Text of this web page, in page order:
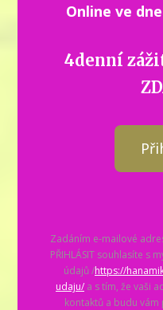
Online ve
4denní
Zadáním e-mailové
PŘIHLÁSIT souhlasíte s
údajů /https://
udaju/ a s tím, že vaši
kontaktů a budu